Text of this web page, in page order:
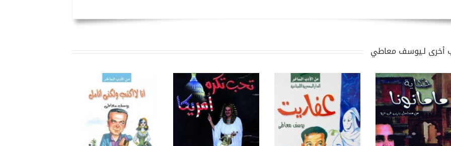
أخرى لـيوسف معاطي